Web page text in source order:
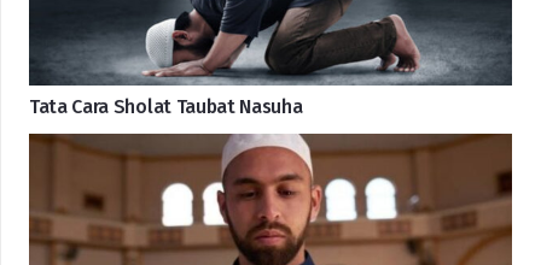
Tata Cara Sholat Taubat Nasuha